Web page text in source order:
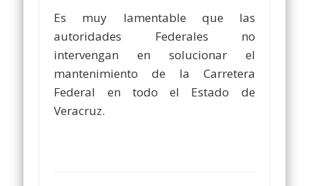
Es muy lamentable que las
autoridades Federales no
intervengan en solucionar el
mantenimiento de la Carretera
Federal en todo el Estado de
Veracruz.